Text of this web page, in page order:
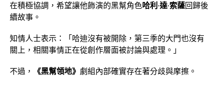
在積極協調，希望讓他飾演的黑幫角色哈利·達·索薩回歸後
續故事。
知情人士表示：「哈迪沒有被開除，第三季的大門也沒有
關上，相關事情正在從創作層面被討論與處理。」
不過， 《黑幫領地》 劇組內部確實存在著分歧與摩擦。